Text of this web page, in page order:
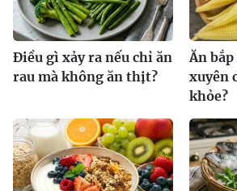
Điều gì xảy ra nếu chỉ ăn
rau mà không ăn thịt?
Ăn
xuyên
khỏe?